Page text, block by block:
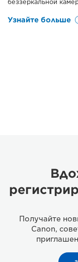
беззеркальной
Узнайте больше
Получайте
Canon,